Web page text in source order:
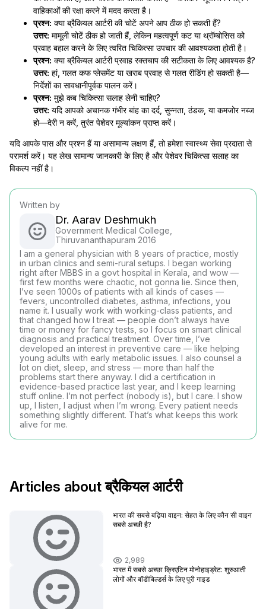
वाहिकाओं की रक्षा करने में मदद करता है।
प्रश्न: क्या ब्रैकियल आर्टरी की चोटें अपने आप ठीक हो सकती हैं?
उत्तर: मामूली चोटें ठीक हो जाती हैं, लेकिन महत्वपूर्ण कट या थ्रॉम्बोसिस को
प्रवाह बहाल करने के लिए त्वरित चिकित्सा उपचार की आवश्यकता होती है।
प्रश्न: क्या ब्रैकियल आर्टरी प्रवाह रक्तचाप की सटीकता के लिए आवश्यक है?
उत्तर: हां, गलत कफ प्लेसमेंट या खराब प्रवाह से गलत रीडिंग हो सकती है—
निर्देशों का सावधानीपूर्वक पालन करें।
प्रश्न: मुझे कब चिकित्सा सलाह लेनी चाहिए?
उत्तर: यदि आपको अचानक गंभीर बांह का दर्द, सुन्नता, ठंडक, या कमजोर नब्ज
हो—देरी न करें, तुरंत पेशेवर मूल्यांकन प्राप्त करें।
यदि आपके पास और प्रश्न हैं या असामान्य लक्षण हैं, तो हमेशा स्वास्थ्य सेवा प्रदाता से
परामर्श करें। यह लेख सामान्य जानकारी के लिए है और पेशेवर चिकित्सा सलाह का
विकल्प नहीं है।
Written by
Dr. Aarav Deshmukh
Government Medical College,
Thiruvananthapuram 2016
I am a general physician with 8 years of practice, mostly
in urban clinics and semi-rural setups. I began working
right after MBBS in a govt hospital in Kerala, and wow —
first few months were chaotic, not gonna lie. Since then,
I’ve seen 1000s of patients with all kinds of cases —
fevers, uncontrolled diabetes, asthma, infections, you
name it. I usually work with working-class patients, and
that changed how I treat — people don’t always have
time or money for fancy tests, so I focus on smart clinical
diagnosis and practical treatment. Over time, I’ve
developed an interest in preventive care — like helping
young adults with early metabolic issues. I also counsel a
lot on diet, sleep, and stress — more than half the
problems start there anyway. I did a certification in
evidence-based practice last year, and I keep learning
stuff online. I’m not perfect (nobody is), but I care. I show
up, I listen, I adjust when I’m wrong. Every patient needs
something slightly different. That’s what keeps this work
alive for me.
Articles about ब्रैकियल आर्टरी
भारत की सबसे बढ़िया वाइन: सेहत के लिए कौन सी वाइन
सबसे अच्छी है?
2,989
भारत में सबसे अच्छा क्रिएटिन मोनोहाइड्रेट: शुरुआती
लोगों और बॉडीबिल्डर्स के लिए पूरी गाइड